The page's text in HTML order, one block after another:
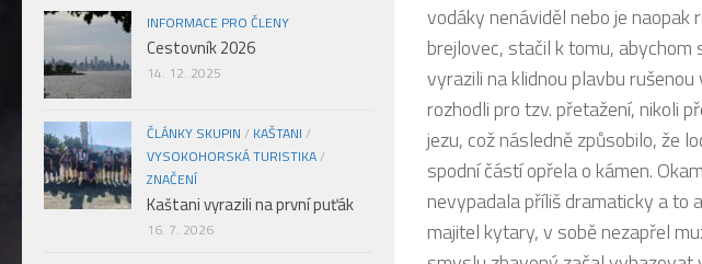
vodáky nenáviděl nebo je
brejlovec, stačil k tomu, abychom
vyrazili na klidnou plavbu
rozhodli pro tzv. přetažení, nikoli
jezu, což následně způsobilo, že
spodní částí opřela o kámen.
nevypadala příliš dramaticky a to
majitel kytary, v sobě nezapřel
INFORMACE PRO ČLENY
Cestovník 2026
14. 12. 2025
ČLÁNKY SKUPIN / KAŠTANI /
VYSOKOHORSKÁ TURISTIKA/
ZNAČENÍ
Kaštani vyrazili na první puťák
16. 7. 2026